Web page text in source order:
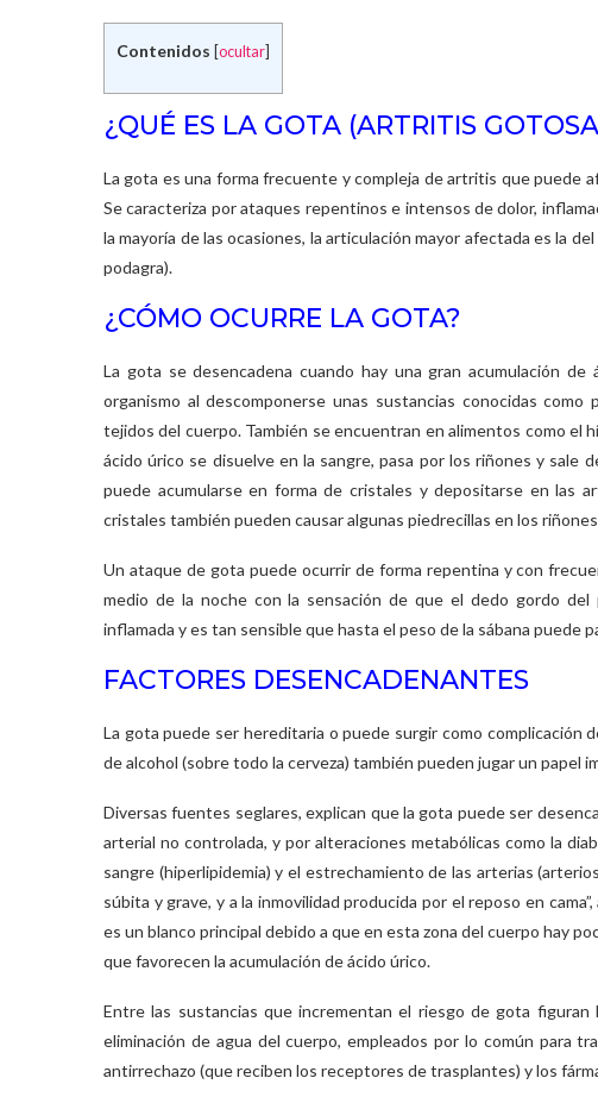
Contenidos [ocultar]
¿QUÉ ES LA GOTA (ARTRITIS
La gota es una forma frecuente y compleja de artritis que puede
Se caracteriza por ataques repentinos e intensos de dolor,
la mayoría de las ocasiones, la articulación mayor afectada es la
podagra).
¿CÓMO OCURRE LA GOTA?
La gota se desencadena cuando hay una gran acumulación
organismo al descomponerse unas sustancias conocidas
tejidos del cuerpo. También se encuentran en alimentos como el
ácido úrico se disuelve en la sangre, pasa por los riñones y sale
puede acumularse en forma de cristales y depositarse en las
cristales también pueden causar algunas piedrecillas en los
Un ataque de gota puede ocurrir de forma repentina y con
medio de la noche con la sensación de que el dedo gordo
inflamada y es tan sensible que hasta el peso de la sábana puede
FACTORES DESENCADENANTES
La gota puede ser hereditaria o puede surgir como complicación
de alcohol (sobre todo la cerveza) también pueden jugar un papel
Diversas fuentes seglares, explican que la gota puede ser
arterial no controlada, y por alteraciones metabólicas como la
sangre (hiperlipidemia) y el estrechamiento de las arterias
súbita y grave, y a la inmovilidad producida por el reposo en
es un blanco principal debido a que en esta zona del cuerpo hay
que favorecen la acumulación de ácido úrico.
Entre las sustancias que incrementan el riesgo de gota
eliminación de agua del cuerpo, empleados por lo común para
antirrechazo (que reciben los receptores de trasplantes) y los